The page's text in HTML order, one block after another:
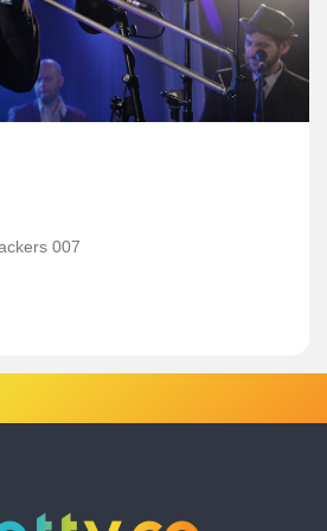
The Slackers 007